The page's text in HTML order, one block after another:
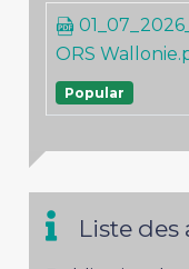
ORS
Popular
Liste